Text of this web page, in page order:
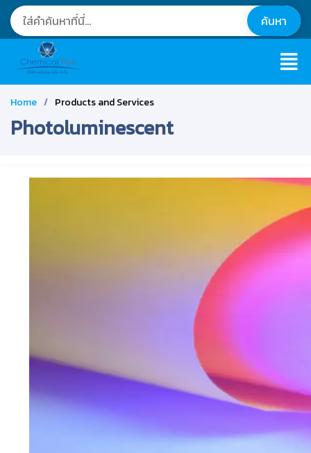
Home Products and Services
Photoluminescent